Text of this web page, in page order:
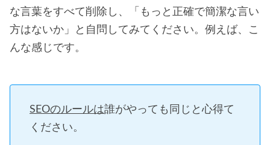
な言葉をすべて削除し、「もっと正確で簡潔な言い
方はないか」と自問してみてください。例えば、こ
んな感じです。
SEOのルールは誰がやっても同じと心得て
ください。